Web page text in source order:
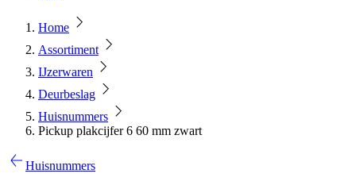
Home
Assortiment
IJzerwaren
Deurbeslag
Huisnummers
Pickup plakcijfer 6 60 mm zwart
Huisnummers